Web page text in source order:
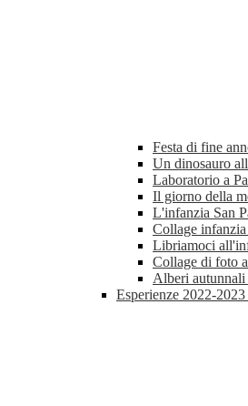
Festa di fine
Un dinosauro
Laboratorio a
Il giorno della
L'infanzia San
Collage
Libriamoci
Collage di foto
Alberi
Esperienze 2022-